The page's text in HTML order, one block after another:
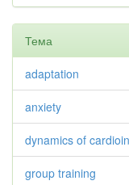
Тема
adaptation
anxiety
dynamics of
group training